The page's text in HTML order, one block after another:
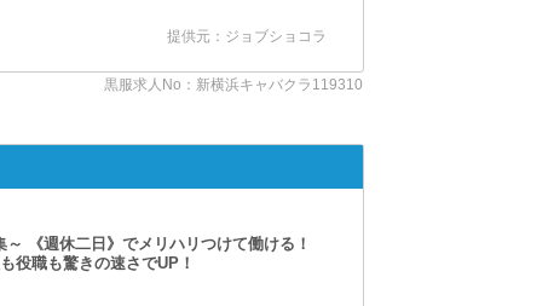
提供元：ジョブショコラ
黒服求人No：新横浜キャバクラ119310
～ 《週休二日》でメリハリつけて働ける！
役職も驚きの速さでUP！